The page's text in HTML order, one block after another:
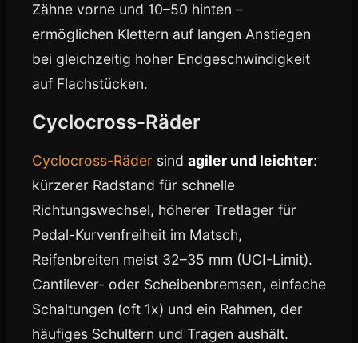
Zähne vorne und 10–50 hinten –
ermöglichen Klettern auf langen Anstiegen
bei gleichzeitig hoher Endgeschwindigkeit
auf Flachstücken.
Cyclocross-Räder
Cyclocross-Räder sind agiler und leichter:
kürzerer Radstand für schnelle
Richtungswechsel, höherer Tretlager für
Pedal-Kurvenfreiheit im Matsch,
Reifenbreiten meist 32–35 mm (UCI-Limit).
Cantilever- oder Scheibenbremsen, einfache
Schaltungen (oft 1x) und ein Rahmen, der
häufiges Schultern und Tragen aushält.